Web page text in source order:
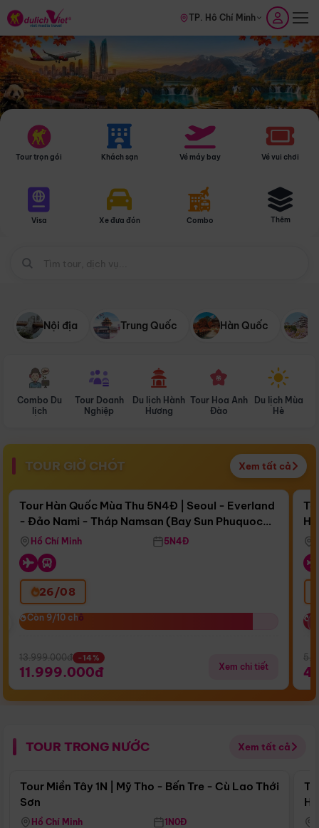
TP. Hồ Chí Minh
Tour trọn gói Khách sạn Vé máy bay Vé vui chơi
Visa Xe đưa đón Combo Thêm
Nội địa Trung Quốc Hàn Quốc
Combo Du
lịch
Tour Doanh
Nghiệp
Du lịch Hành
Hương
Tour Hoa Anh
Đào
Du lịch Mùa
Hè
TOUR GIỜ CHÓT Xem tất cả
Còn17 ngày 04:25:25
Bay Sun Phuquoc Airways
Điểm nổi bật
Tour Hàn Quốc Mùa Thu 5N4Đ | Seoul - Everland
- Đảo Nami - Tháp Namsan (Bay Sun Phuquoc
Airways)
Hồ Chí Minh 5N4Đ
26/08
Còn 9/10 chỗ
Còn 9/10 chỗ
13.999.000đ -14%
11.999.000đ Xem chi tiết
TOUR TRONG NƯỚC Xem tất cả
Điểm nổi bật
Tour Miền Tây 1N | Mỹ Tho - Bến Tre - Cù Lao Thới
Sơn
Hồ Chí Minh 1N0Đ